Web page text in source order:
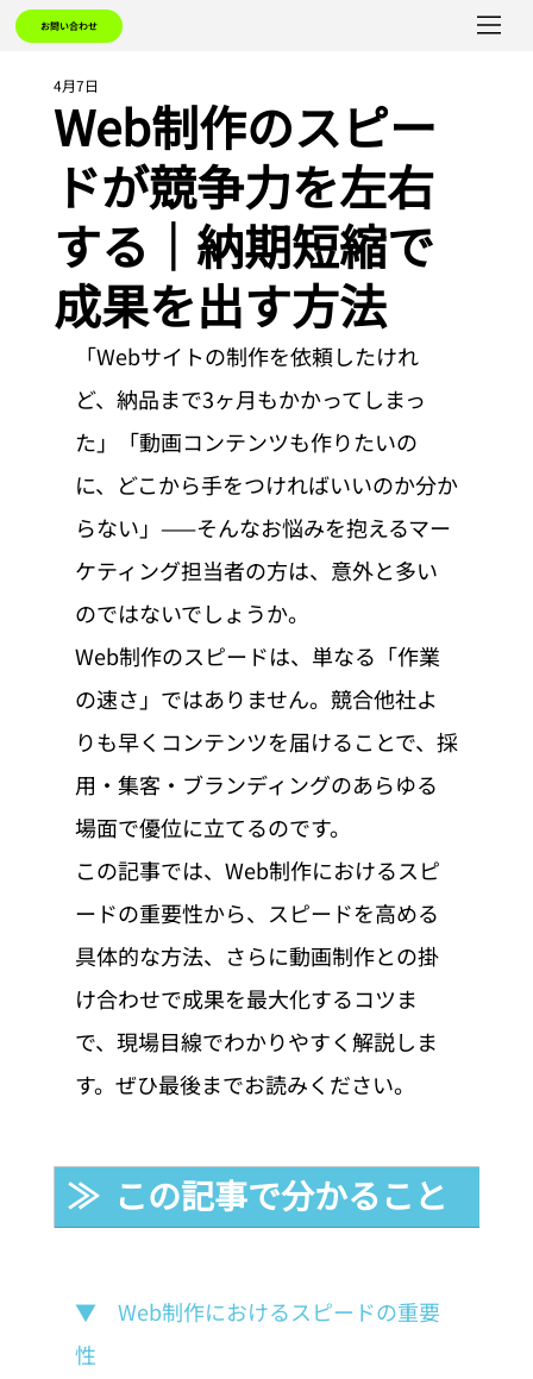
お問い合わせ
Web制作のスピー
ドが競争力を左右
する｜納期短縮で
成果を出す方法
4月7日
「Webサイトの制作を依頼したけれ
ど、納品まで3ヶ月もかかってしまっ
た」「動画コンテンツも作りたいの
に、どこから手をつければいいのか分か
らない」——そんなお悩みを抱えるマー
ケティング担当者の方は、意外と多い
のではないでしょうか。
Web制作のスピードは、単なる「作業
の速さ」ではありません。競合他社よ
りも早くコンテンツを届けることで、採
用・集客・ブランディングのあらゆる
場面で優位に立てるのです。
この記事では、Web制作におけるスピ
ードの重要性から、スピードを高める
具体的な方法、さらに動画制作との掛
け合わせで成果を最大化するコツま
で、現場目線でわかりやすく解説しま
す。ぜひ最後までお読みください。
≫  この記事で分かること
▼　Web制作におけるスピードの重要
性